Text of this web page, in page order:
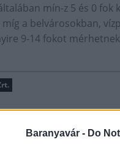
Baranyavár - Do
mín-z 5 és 0
a belvárosokban,
9-14 fokot